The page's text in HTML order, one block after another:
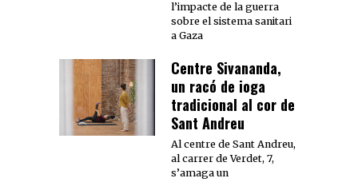
l’impacte de la guerra
sobre el sistema sanitari
a Gaza
Centre Sivananda,
un racó de ioga
tradicional al cor de
Sant Andreu
Al centre de Sant Andreu,
al carrer de Verdet, 7,
s’amaga un